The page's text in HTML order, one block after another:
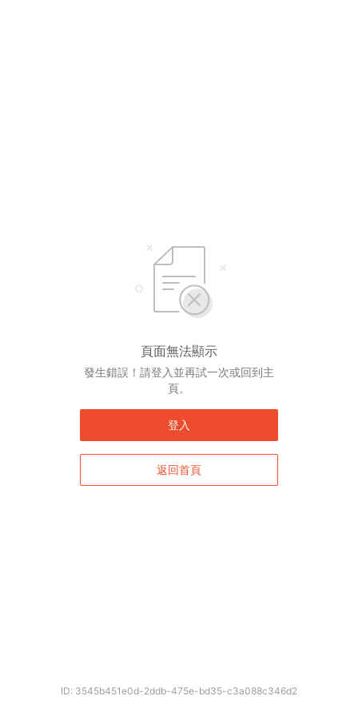
頁面無法顯示
發生錯誤！請登入並再試一次或回到主
頁。
登入
返回首頁
ID: 3545b451e0d-2ddb-475e-bd35-c3a088c346d2